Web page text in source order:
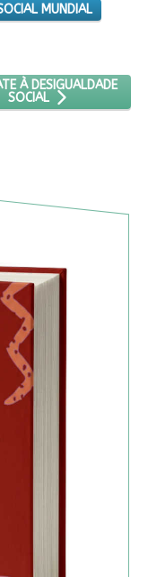
MUNDIAL
SEM FIM
ARTIGO: COMBATE À
À DESIGUALDADE
SOCIAL